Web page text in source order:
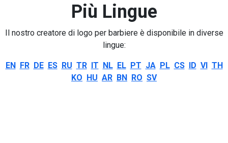
Più Lingue
Il nostro creatore di logo per barbiere è disponibile in diverse
lingue:
EN FR DE ES RU TR IT NL EL PT JA PL CS ID VI TH
KO HU AR BN RO SV